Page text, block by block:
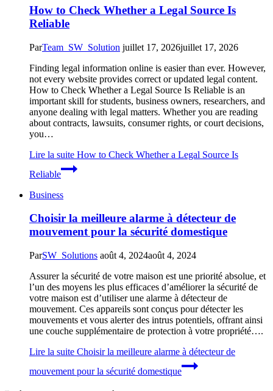
How to Check Whether a Legal Source Is
Reliable
ParTeam_SW_Solution juillet 17, 2026juillet 17, 2026
Finding legal information online is easier than ever. However,
not every website provides correct or updated legal content.
How to Check Whether a Legal Source Is Reliable is an
important skill for students, business owners, researchers, and
anyone dealing with legal matters. Whether you are reading
about contracts, lawsuits, consumer rights, or court decisions,
you…
Lire la suite How to Check Whether a Legal Source Is
Reliable
Business
Choisir la meilleure alarme à détecteur de
mouvement pour la sécurité domestique
ParSW_Solutions août 4, 2024août 4, 2024
Assurer la sécurité de votre maison est une priorité absolue, et
l’un des moyens les plus efficaces d’améliorer la sécurité de
votre maison est d’utiliser une alarme à détecteur de
mouvement. Ces appareils sont conçus pour détecter les
mouvements et vous alerter des intrus potentiels, offrant ainsi
une couche supplémentaire de protection à votre propriété….
Lire la suite Choisir la meilleure alarme à détecteur de
mouvement pour la sécurité domestique